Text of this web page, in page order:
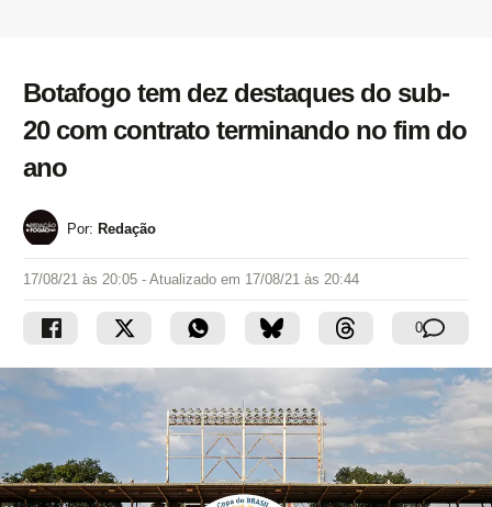
Botafogo tem dez destaques do sub-
20 com contrato terminando no fim do
ano
Por: Redação
17/08/21 às 20:05 - Atualizado em 17/08/21 às 20:44
0